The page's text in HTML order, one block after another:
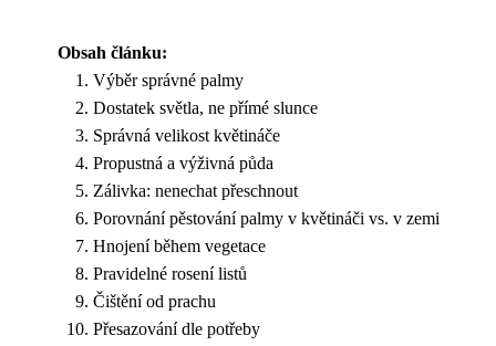
Obsah článku:
Výběr správné palmy
Dostatek světla, ne přímé slunce
Správná velikost květináče
Propustná a výživná půda
Zálivka: nenechat přeschnout
Porovnání pěstování palmy v květináči vs. v zemi
Hnojení během vegetace
Pravidelné rosení listů
Čištění od prachu
Přesazování dle potřeby